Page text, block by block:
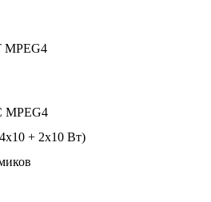
MPEG4
MPEG4
+ 2х10 Вт)